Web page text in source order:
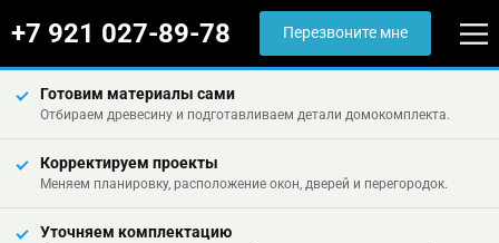
+7 921 027-89-78 Перезвоните мне
Готовим материалы сами
Отбираем древесину и подготавливаем детали домокомплекта.
Корректируем проекты
Меняем планировку, расположение окон, дверей и перегородок.
Уточняем комплектацию